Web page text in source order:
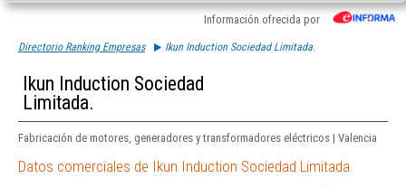
Información ofrecida por
Directorio Ranking Empresas Ikun Induction Sociedad Limitada.
Ikun Induction Sociedad
Limitada.
Fabricación de motores, generadores y transformadores eléctricos | Valencia
Datos comerciales de Ikun Induction Sociedad Limitada.